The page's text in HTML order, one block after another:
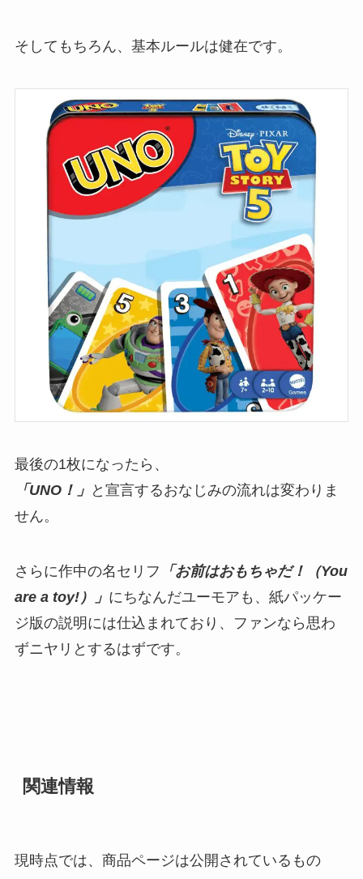
そしてもちろん、基本ルールは健在です。
最後の1枚になったら、
「UNO！」 と宣言するおなじみの流れは変わりま
せん。
さらに作中の名セリフ 「お前はおもちゃだ！（You
are a toy!）」 にちなんだユーモアも、紙パッケー
ジ版の説明には仕込まれており、ファンなら思わ
ずニヤリとするはずです。
関連情報
現時点では、商品ページは公開されているもの